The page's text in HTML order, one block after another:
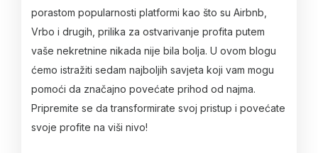
porastom popularnosti platformi kao što su Airbnb,
Vrbo i drugih, prilika za ostvarivanje profita putem
vaše nekretnine nikada nije bila bolja. U ovom blogu
ćemo istražiti sedam najboljih savjeta koji vam mogu
pomoći da značajno povećate prihod od najma.
Pripremite se da transformirate svoj pristup i povećate
svoje profite na viši nivo!